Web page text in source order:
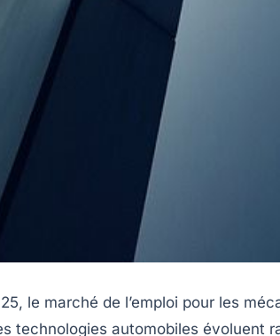
le marché de l’emploi pour les
technologies automobiles évoluent